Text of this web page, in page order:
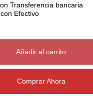
Transferencia bancaria
Efectivo
Añadir al carrito
Comprar Ahora